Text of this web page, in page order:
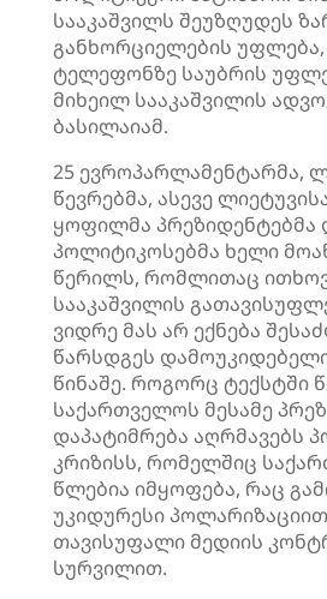
სააკაშვილს შეუზღუდეს
განხორციელების უფლება,
ტელეფონზე საუბრის
მიხეილ სააკაშვილის
ბასილაიამ.
25 ევროპარლამენტარმა,
წევრებმა, ასევე
ყოფილმა პრეზიდენტებმა
პოლიტიკოსებმა ხელი
წერილს, რომლითაც
სააკაშვილის
ვიდრე მას არ ექნება
წარსდგეს
წინაშე. როგორც ტექსტში
საქართველოს მესამე
დაპატიმრება აღრმავებს
კრიზისს, რომელშიც
წლებია იმყოფება, რაც
უკიდურესი
თავისუფალი მედიის
სურვილით.